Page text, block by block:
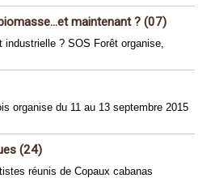
maintenant ? (07)
? SOS Forêt organise,
organise du 11 au 13 septembre 2015
(24)
réunis de Copaux cabanas